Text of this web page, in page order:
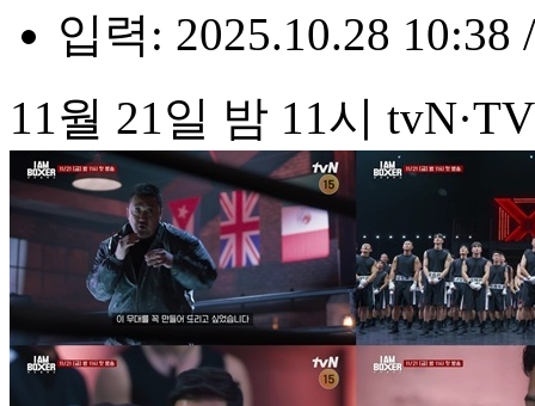
입력: 2025.10.28 10:38
11월 21일 밤 11시